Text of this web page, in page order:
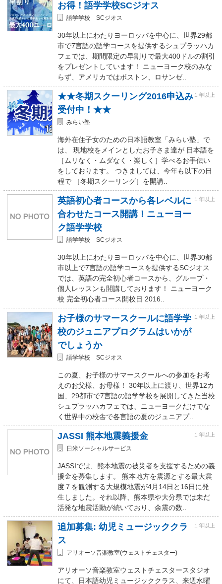
お得！語学学校SCジオス
語学学校 SCジオス
30年以上にわたりヨーロッパを中心に、世界29都
市で7言語の語学コースを提供するシュプラッハカ
フェでは、期間限定の早割りで最大400ドルの割引
をプレゼントしています！ ニューヨーク校のみな
らず、アメリカではボストン、ロサンゼ..
★★冬期スクーリング2016申込み
受付中！★★
１年以上
みらい塾
海外在住子女のための日本語教室「みらい塾」で
は、 現地校をメインとしたお子さま達が 日本語を
［ムリなく・ムダなく・楽しく］学べるお手伝い
をしております。 つきましては、今年も以下の日
程で ［冬期スクーリング］を開講..
英語初心者コースから各レベルに
合わせたコース開講！ニューヨー
ク語学学校
１年以上
語学学校 SCジオス
30年以上にわたりヨーロッパを中心に、世界30都
市以上で7言語の語学コースを提供するSCジオス
では、英語の完全初心者コースから、グループ・
個人レッスンも開講しております！ ニューヨーク
校 完全初心者コース開校日 2016..
お子様のサマースクールに語学学
校のジュニアプログラムはいかが
でしょうか
１年以上
語学学校 SCジオス
この夏、お子様のサマースクールへの参加をお考
えのお父様、お母様！ 30年以上に渡り、世界12カ
国、29都市で7言語の語学学校を展開してきた当校
シュプラッハカフェでは、ニューヨークだけでな
く世界中の校舎で各言語の夏のジュニアプ..
JASSI 熊本地震義援金 １年以上
日米ソーシャルサービス
JASSIでは、熊本地震の被災者を支援するための義
援金を募集します。 熊本地方を震源とする最大震
度７を観測する大規模地震が4月14日と16日に発
生しました。それ以降、熊本県や大分県では未だ
活発な地震活動が続いており、余震の数..
追加募集: 幼児ミュージッククラ
ス
１年以上
アリオーソ音楽教室(ウェストチェスター)
アリオーソ音楽教室ウェストチェスタースタジオ
にて、日本語幼児ミュージッククラス、来週水曜